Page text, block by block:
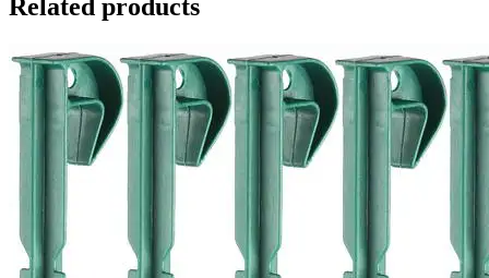
Related products